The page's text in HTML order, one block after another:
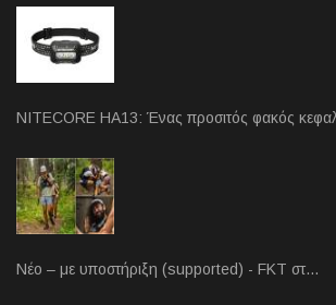
NITECORE HA13: Ένας προσιτός φακός
Νέο – με υποστήριξη (supported) - FKT στ…